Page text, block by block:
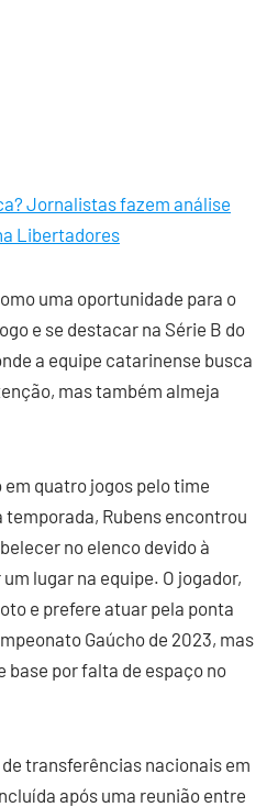
Jornalistas fazem análise
Libertadores
uma oportunidade para o
e se destacar na Série B do
a equipe catarinense busca
mas também almeja
quatro jogos pelo time
temporada, Rubens encontrou
no elenco devido à
lugar na equipe. O jogador,
e prefere atuar pela ponta
Gaúcho de 2023, mas
base por falta de espaço no
transferências nacionais em
após uma reunião entre